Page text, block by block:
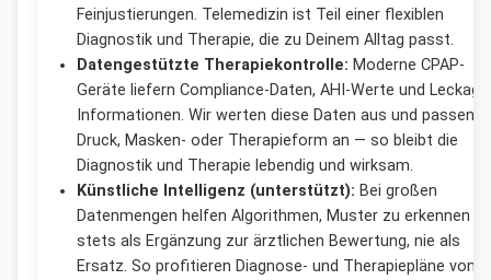
Feinjustierungen. Telemedizin ist Teil einer flexiblen
Diagnostik und Therapie, die zu Deinem Alltag passt.
Datengestützte Therapiekontrolle: Moderne CPAP-
Geräte liefern Compliance-Daten, AHI-Werte und
Informationen. Wir werten diese Daten aus und passen
Druck, Masken- oder Therapieform an — so bleibt die
Diagnostik und Therapie lebendig und wirksam.
Künstliche Intelligenz (unterstützt): Bei großen
Datenmengen helfen Algorithmen, Muster zu erkennen —
stets als Ergänzung zur ärztlichen Bewertung, nie als
Ersatz. So profitieren Diagnose- und Therapiepläne von